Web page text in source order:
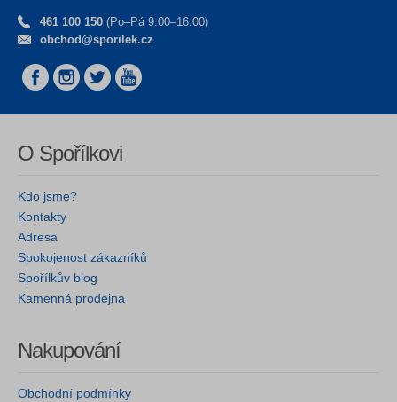
461 100 150 (Po–Pá 9.00–16.00)
obchod@sporilek.cz
O Spořílkovi
Kdo jsme?
Kontakty
Adresa
Spokojenost zákazníků
Spořílkův blog
Kamenná prodejna
Nakupování
Obchodní podmínky